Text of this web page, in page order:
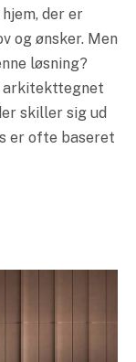
der er
og ønsker. Men
løsning?
arkitekttegnet
skiller sig ud
er ofte baseret